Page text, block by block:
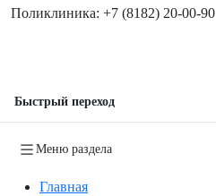
Поликлиника: +7 (8182) 20-00-90
Быстрый переход
Меню раздела
Главная